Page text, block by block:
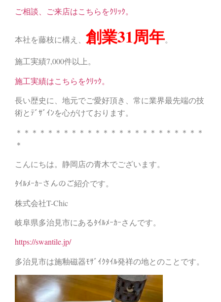
ご相談、ご来店はこちらをｸﾘｯｸ。
本社を藤枝に構え、 創業31周年。
施工実績7,000件以上。
施工実績はこちらをｸﾘｯｸ。
長い歴史に、地元でご愛好頂き、常に業界最先端の技
術とﾃﾞｻﾞｲﾝを心がけております。
＊＊＊＊＊＊＊＊＊＊＊＊＊＊＊＊＊＊＊＊＊＊＊＊
＊
こんにちは。静岡店の青木でございます。
ﾀｲﾙﾒｰｶｰさんのご紹介です。
株式会社T-Chic
岐阜県多治見市にあるﾀｲﾙﾒｰｶｰさんです。
https://swantile.jp/
多治見市は施釉磁器ﾓｻﾞｲｸﾀｲﾙ発祥の地とのことです。